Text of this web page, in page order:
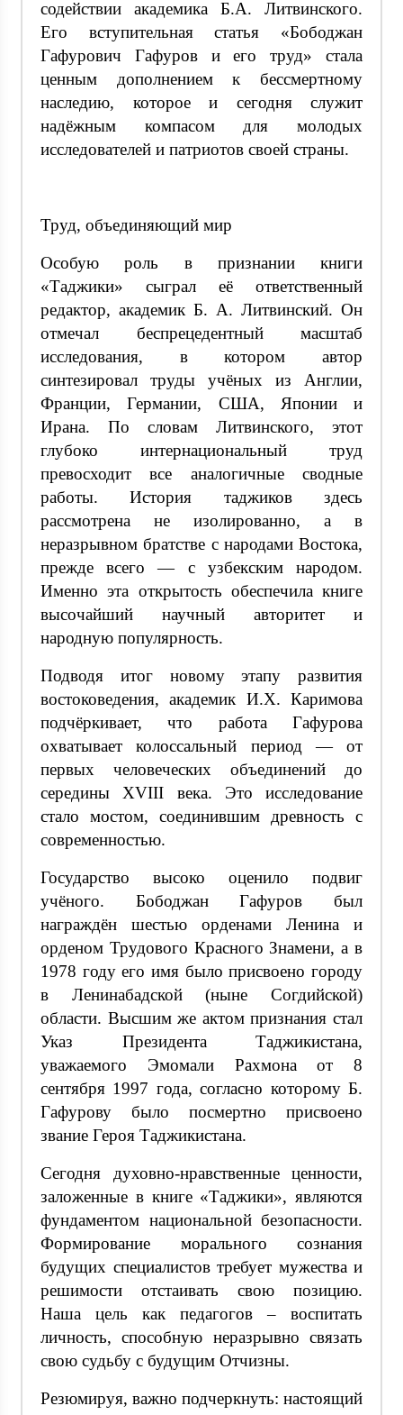
содействии академика Б.А. Литвинского.
Его вступительная статья «Бободжан
Гафурович Гафуров и его труд» стала
ценным дополнением к бессмертному
наследию, которое и сегодня служит
надёжным компасом для молодых
исследователей и патриотов своей страны.
Труд, объединяющий мир
Особую роль в признании книги
«Таджики» сыграл её ответственный
редактор, академик Б. А. Литвинский. Он
отмечал беспрецедентный масштаб
исследования, в котором автор
синтезировал труды учёных из Англии,
Франции, Германии, США, Японии и
Ирана. По словам Литвинского, этот
глубоко интернациональный труд
превосходит все аналогичные сводные
работы. История таджиков здесь
рассмотрена не изолированно, а в
неразрывном братстве с народами Востока,
прежде всего — с узбекским народом.
Именно эта открытость обеспечила книге
высочайший научный авторитет и
народную популярность.
Подводя итог новому этапу развития
востоковедения, академик И.Х. Каримова
подчёркивает, что работа Гафурова
охватывает колоссальный период — от
первых человеческих объединений до
середины XVIII века. Это исследование
стало мостом, соединившим древность с
современностью.
Государство высоко оценило подвиг
учёного. Бободжан Гафуров был
награждён шестью орденами Ленина и
орденом Трудового Красного Знамени, а в
1978 году его имя было присвоено городу
в Ленинабадской (ныне Согдийской)
области. Высшим же актом признания стал
Указ Президента Таджикистана,
уважаемого Эмомали Рахмона от 8
сентября 1997 года, согласно которому Б.
Гафурову было посмертно присвоено
звание Героя Таджикистана.
Сегодня духовно-нравственные ценности,
заложенные в книге «Таджики», являются
фундаментом национальной безопасности.
Формирование морального сознания
будущих специалистов требует мужества и
решимости отстаивать свою позицию.
Наша цель как педагогов – воспитать
личность, способную неразрывно связать
свою судьбу с будущим Отчизны.
Резюмируя, важно подчеркнуть: настоящий